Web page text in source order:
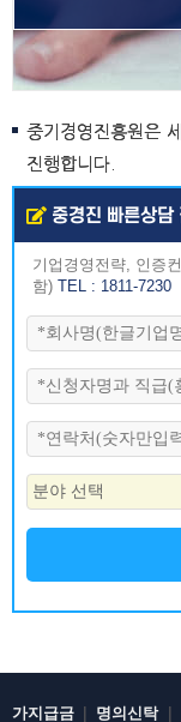
중기경영진흥원은
진행합니다.
중경진 빠른상담
기업경영전략, 인증
함) TEL : 1811-7230
가지급금 | 명의신탁|